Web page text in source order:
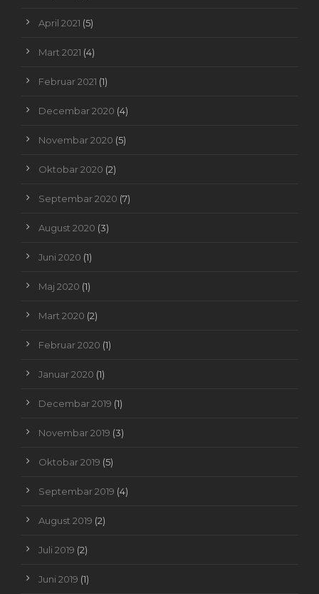
April 2021 (5)
Mart 2021 (4)
Februar 2021 (1)
Decembar 2020 (4)
Novembar 2020 (5)
Oktobar 2020 (2)
Septembar 2020 (7)
August 2020 (3)
Juni 2020 (1)
Maj 2020 (1)
Mart 2020 (2)
Februar 2020 (1)
Januar 2020 (1)
Decembar 2019 (1)
Novembar 2019 (3)
Oktobar 2019 (5)
Septembar 2019 (4)
August 2019 (2)
Juli 2019 (2)
Juni 2019 (1)